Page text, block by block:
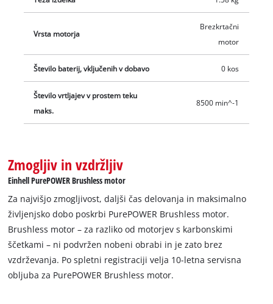
dodatnim ročajem. Ločitev motorja in menjalnika zagotavlja
omogoča prilagodljivo delo. Dodatni ročaj je prilagodljivo
za menjavo rezalne plošče ni več potreben: menjava je hitra in
brez orodja. Akumulatorski kotni brusilnik je opremljen z
zaščito pred preobremenitvijo. Na vzdržljivost je bilo
poskrbljeno z robustnim aluminijastim ohišjem menjalnika.
Dobava je brez baterije in polnilnika. Ustrezna rezalna plošča
Vrsta motorja
Brezkrtačni
motor
Število baterij, vključenih v dobavo 0 kos
Število vrtljajev v prostem teku
maks.
8500 min^-1
Zmogljiv in vzdržljiv
Einhell PurePOWER Brushless motor
Za najvišjo zmogljivost, daljši čas delovanja in maksimalno
življenjsko dobo poskrbi PurePOWER Brushless motor.
Brushless motor – za razliko od motorjev s karbonskimi
ščetkami – ni podvržen nobeni obrabi in je zato brez
vzdrževanja. Po spletni registraciji velja 10-letna servisna
obljuba za PurePOWER Brushless motor.